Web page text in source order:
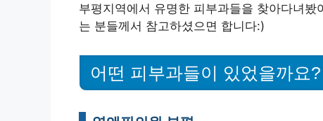
부평지역에서 유명한 피부과들을 찾아다녀
는 분들께서 참고하셨으면 합니다:)
어떤 피부과들이 있었을까요?